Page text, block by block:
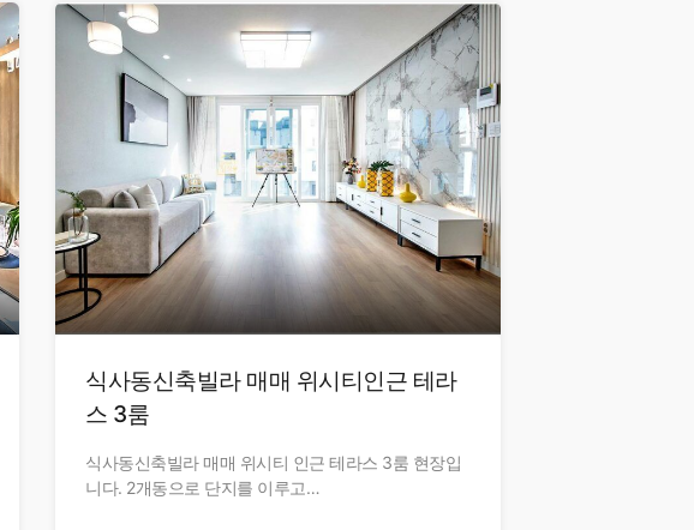
식사동신축빌라 매매 위시티인근 테라
스 3룸
식사동신축빌라 매매 위시티 인근 테라스 3룸 현장입
니다. 2개동으로 단지를 이루고…